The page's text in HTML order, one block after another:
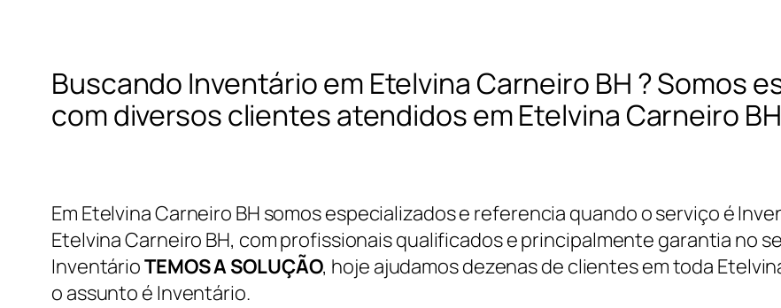
Buscando Inventário em Etelvina Carneiro BH ? Somos
com diversos clientes atendidos em Etelvina Carneiro BH
Em Etelvina Carneiro BH somos especializados e referencia quando o serviço é
Etelvina Carneiro BH, com profissionais qualificados e principalmente garantia no
InventárioTEMOS A SOLUÇÃO, hoje ajudamos dezenas de clientes em toda
o assunto é Inventário.